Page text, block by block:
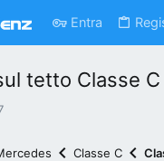
Entra
tetto Classe
Classe C